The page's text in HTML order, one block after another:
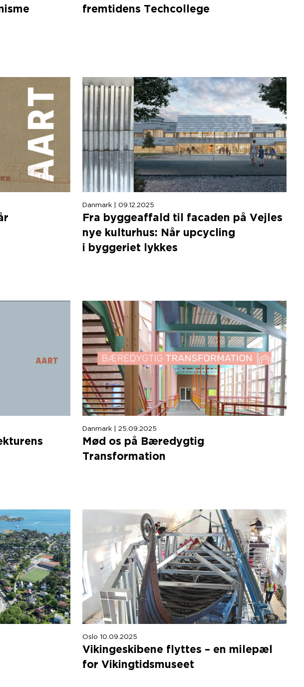
fremtidens Techcollege
Danmark | 09.12.2025
Fra byggeaffald til facaden på Vejles
nye kulturhus: Når upcycling
i byggeriet lykkes
Danmark | 25.09.2025
Mød os på Bæredygtig
Transformation
Oslo 10.09.2025
Vikingeskibene flyttes – en milepæl
for Vikingtidsmuseet